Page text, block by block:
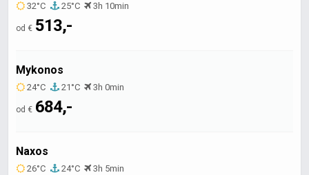
32°C 25°C 3h 10min
od € 513,-
Mykonos
24°C 21°C 3h 0min
od € 684,-
Naxos
26°C 24°C 3h 5min